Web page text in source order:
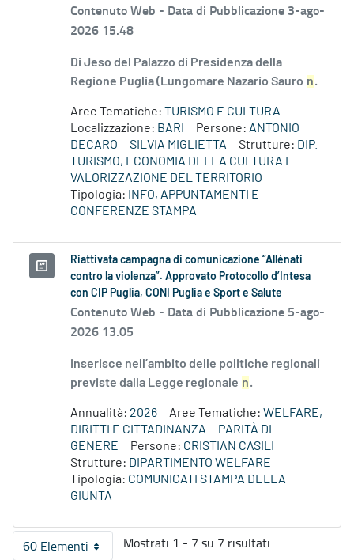
Contenuto Web - Data di Pubblicazione 3-ago-
2026 15.48
Di Jeso del Palazzo di Presidenza della
Regione Puglia (Lungomare Nazario Sauro n.
Aree Tematiche: TURISMO E CULTURA
Localizzazione: BARI Persone: ANTONIO
DECARO
SILVIA MIGLIETTA Strutture: DIP.
TURISMO, ECONOMIA DELLA CULTURA E
VALORIZZAZIONE DEL TERRITORIO
Tipologia:
INFO, APPUNTAMENTI E
CONFERENZE STAMPA
Riattivata campagna di comunicazione “Allénati
contro la violenza”. Approvato Protocollo d’Intesa
con CIP Puglia, CONI Puglia e Sport e Salute
Contenuto Web - Data di Pubblicazione 5-ago-
2026 13.05
inserisce nell’ambito delle politiche regionali
previste dalla Legge regionale n.
Annualità: 2026 Aree Tematiche: WELFARE,
DIRITTI E CITTADINANZA
PARITÀ DI
GENERE
Persone: CRISTIAN CASILI
Strutture: DIPARTIMENTO WELFARE
Tipologia: COMUNICATI STAMPA DELLA
GIUNTA
60 ElementiPer pagina
Mostrati 1 - 7 su 7 risultati.